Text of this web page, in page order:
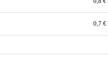
0,7 €